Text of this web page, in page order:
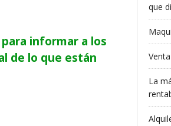
informar a los
de lo que están
que
La